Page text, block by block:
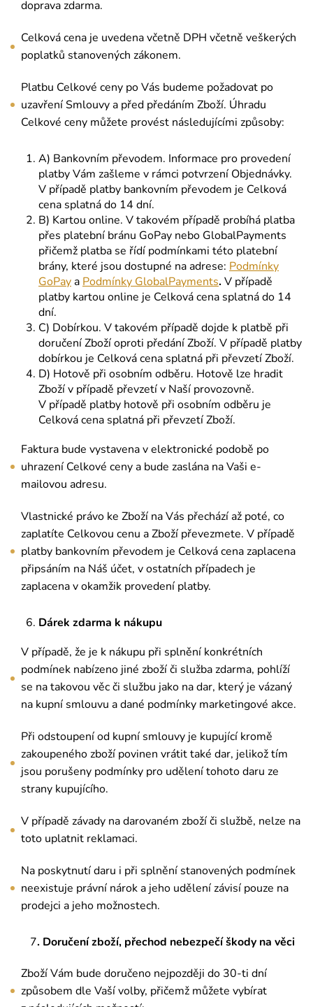
doprava zdarma.
Celková cena je uvedena včetně DPH včetně veškerých
poplatků stanovených zákonem.
Platbu Celkové ceny po Vás budeme požadovat po
uzavření Smlouvy a před předáním Zboží. Úhradu
Celkové ceny můžete provést následujícími způsoby:
A) Bankovním převodem. Informace pro provedení
platby Vám zašleme v rámci potvrzení Objednávky.
V případě platby bankovním převodem je Celková
cena splatná do 14 dní.
B) Kartou online. V takovém případě probíhá platba
přes platební bránu GoPay nebo GlobalPayments
přičemž platba se řídí podmínkami této platební
brány, které jsou dostupné na adrese: Podmínky
GoPaya Podmínky GlobalPayments.V případě
platby kartou online je Celková cena splatná do 14
dní.
C) Dobírkou. V takovém případě dojde k platbě při
doručení Zboží oproti předání Zboží. V případě platby
dobírkou je Celková cena splatná při převzetí Zboží.
D) Hotově při osobním odběru. Hotově lze hradit
Zboží v případě převzetí v Naší provozovně.
V případě platby hotově při osobním odběru je
Celková cena splatná při převzetí Zboží.
Faktura bude vystavena v elektronické podobě po
uhrazení Celkové ceny a bude zaslána na Vaši e-
mailovou adresu.
Vlastnické právo ke Zboží na Vás přechází až poté, co
zaplatíte Celkovou cenu a Zboží převezmete. V případě
platby bankovním převodem je Celková cena zaplacena
připsáním na Náš účet, v ostatních případech je
zaplacena v okamžik provedení platby.
Dárek zdarma k nákupu
V případě, že je k nákupu při splnění konkrétních
podmínek nabízeno jiné zboží či služba zdarma, pohlíží
se na takovou věc či službu jako na dar, který je vázaný
na kupní smlouvu a dané podmínky marketingové akce.
Při odstoupení od kupní smlouvy je kupující kromě
zakoupeného zboží povinen vrátit také dar, jelikož tím
jsou porušeny podmínky pro udělení tohoto daru ze
strany kupujícího.
V případě závady na darovaném zboží či službě, nelze na
toto uplatnit reklamaci.
Na poskytnutí daru i při splnění stanovených podmínek
neexistuje právní nárok a jeho udělení závisí pouze na
prodejci a jeho možnostech.
7. Doručení zboží, přechod nebezpečí škody na věci
Zboží Vám bude doručeno nejpozději do 30-ti dní
způsobem dle Vaší volby, přičemž můžete vybírat